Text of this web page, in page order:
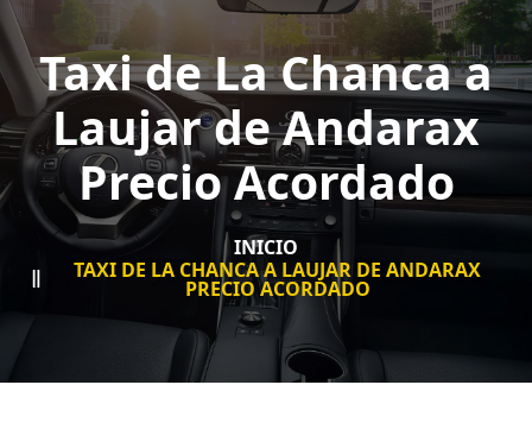
Taxi de La Chanca a
Laujar de Andarax
Precio Acordado
INICIO
TAXI DE LA CHANCA A LAUJAR DE ANDARAX
PRECIO ACORDADO